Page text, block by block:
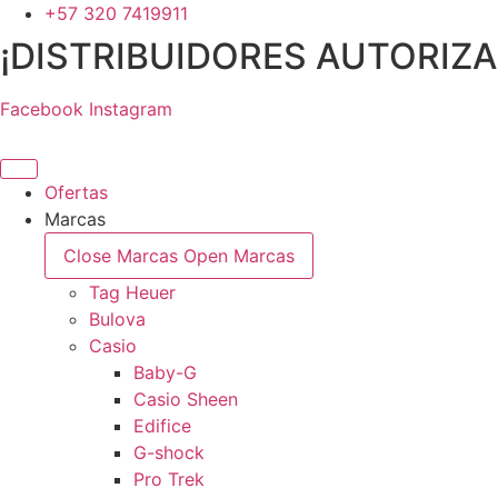
al
contenido
+57 320 7419911
¡DISTRIBUIDORES
Facebook Instagram
Ofertas
Marcas
Close Marcas Open Marcas
Tag Heuer
Bulova
Casio
Baby-G
Casio Sheen
Edifice
G-shock
Pro Trek